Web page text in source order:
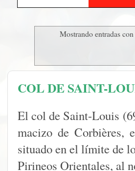
Mostrando entradas
COL DE SAINT-
El col de Saint-Louis
macizo de Corbières,
situado en el límite de
Pirineos Orientales, al